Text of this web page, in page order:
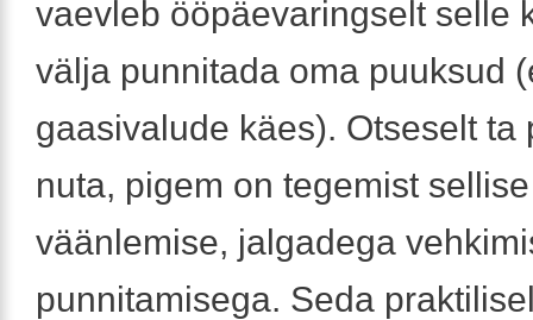
vaevleb ööpäevaringselt selle
välja punnitada oma puuksud
gaasivalude käes). Otseselt ta
nuta, pigem on tegemist
väänlemise, jalgadega
punnitamisega. Seda